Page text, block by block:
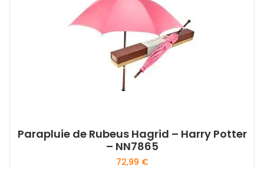
Parapluie de Rubeus Hagrid – Harry Potter
– NN7865
72,99 €